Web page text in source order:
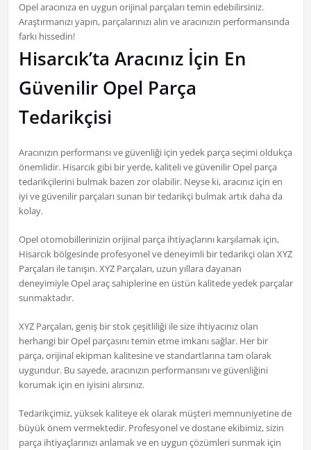
Opel aracınıza en uygun orijinal parçaları temin edebilirsiniz.
Araştırmanızı yapın, parçalarınızı alın ve aracınızın performansında
farkı hissedin!
Hisarcık’ta Aracınız İçin En
Güvenilir Opel Parça
Tedarikçisi
Aracınızın performansı ve güvenliği için yedek parça seçimi oldukça
önemlidir. Hisarcık gibi bir yerde, kaliteli ve güvenilir Opel parça
tedarikçilerini bulmak bazen zor olabilir. Neyse ki, aracınız için en
iyi ve güvenilir parçaları sunan bir tedarikçi bulmak artık daha da
kolay.
Opel otomobillerinizin orijinal parça ihtiyaçlarını karşılamak için,
Hisarcık bölgesinde profesyonel ve deneyimli bir tedarikçi olan XYZ
Parçaları ile tanışın. XYZ Parçaları, uzun yıllara dayanan
deneyimiyle Opel araç sahiplerine en üstün kalitede yedek parçalar
sunmaktadır.
XYZ Parçaları, geniş bir stok çeşitliliği ile size ihtiyacınız olan
herhangi bir Opel parçasını temin etme imkanı sağlar. Her bir
parça, orijinal ekipman kalitesine ve standartlarına tam olarak
uygundur. Bu sayede, aracınızın performansını ve güvenliğini
korumak için en iyisini alırsınız.
Tedarikçimiz, yüksek kaliteye ek olarak müşteri memnuniyetine de
büyük önem vermektedir. Profesyonel ve dostane ekibimiz, sizin
parça ihtiyaçlarınızı anlamak ve en uygun çözümleri sunmak için